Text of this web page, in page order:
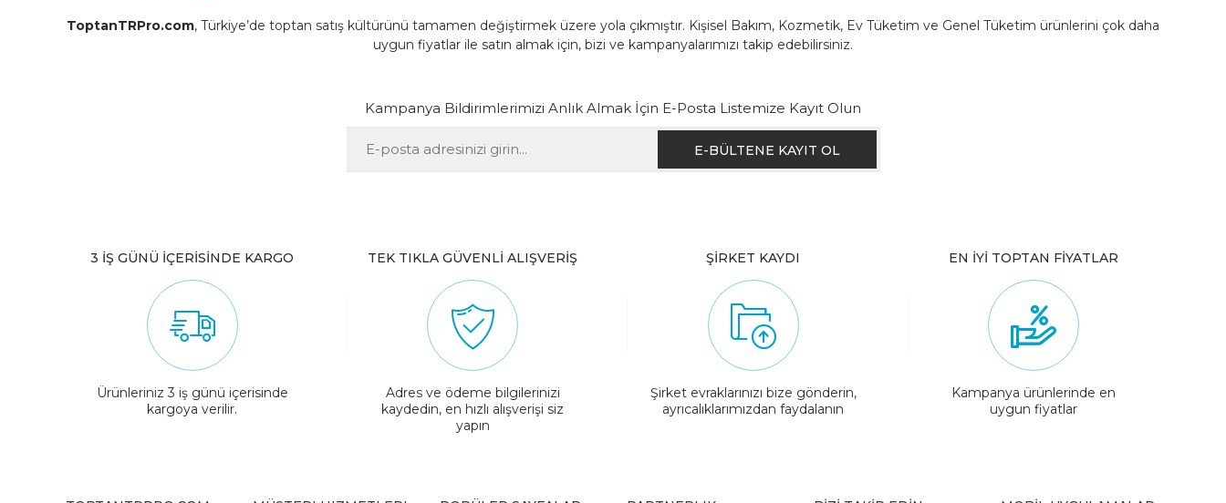
ToptanTRPro.com, Türkiye’de toptan satış kültürünü tamamen değiştirmek üzere yola çıkmıştır. Kişisel Bakım, Kozmetik, Ev Tüketim ve Genel Tüketim ürünlerini çok daha
uygun fiyatlar ile satın almak için, bizi ve kampanyalarımızı takip edebilirsiniz.
Kampanya Bildirimlerimizi Anlık Almak İçin E-Posta Listemize Kayıt Olun
3 İŞ GÜNÜ İÇERİSİNDE KARGO
Ürünleriniz 3 iş günü içerisinde
kargoya verilir.
TEK TIKLA GÜVENLİ ALIŞVERİŞ
Adres ve ödeme bilgilerinizi
kaydedin, en hızlı alışverişi siz
yapın
ŞİRKET KAYDI
Şirket evraklarınızı bize gönderin,
ayrıcalıklarımızdan faydalanın
EN İYİ TOPTAN FİYATLAR
Kampanya ürünlerinde en
uygun fiyatlar